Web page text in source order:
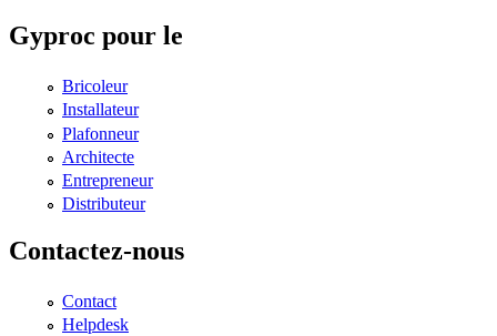
Gyproc pour le
Bricoleur
Installateur
Plafonneur
Architecte
Entrepreneur
Distributeur
Contactez-nous
Contact
Helpdesk